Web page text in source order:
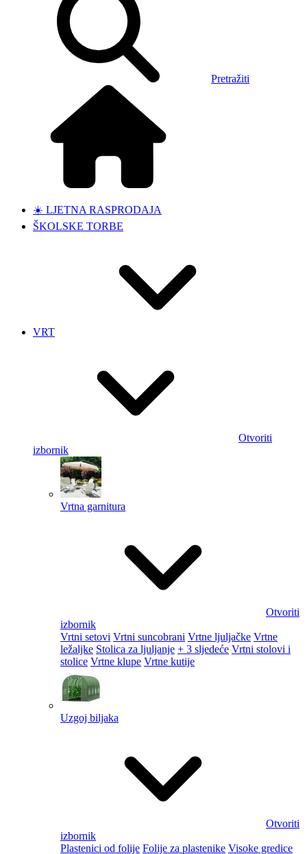
Pretražiti
☀️ LJETNA RASPRODAJA
ŠKOLSKE TORBE
VRT
Otvoriti
izbornik
Vrtna garnitura
Otvoriti
izbornik
Vrtni setovi Vrtni suncobrani Vrtne ljuljačke Vrtne
ležaljke Stolica za ljuljanje + 3 sljedeće Vrtni stolovi i
stolice Vrtne klupe Vrtne kutije
Uzgoj biljaka
Otvoriti
izbornik
Plastenici od folije Folije za plastenike Visoke gredice